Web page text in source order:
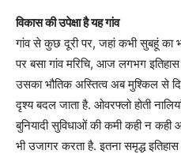
विकास की उपेक्षा है यह गांव
गांव से कुछ दूरी पर, जहां कभी सुबहूं का
पर बसा गांव मरिचि, आज लगभग
उसका भौतिक अस्तित्व अब मुश्किल से
दृश्य बदल जाता है. ओवरफ्लो होती
बुनियादी सुविधाओं की कमी कही न
भी उजागर करता है. इतना समृद्ध